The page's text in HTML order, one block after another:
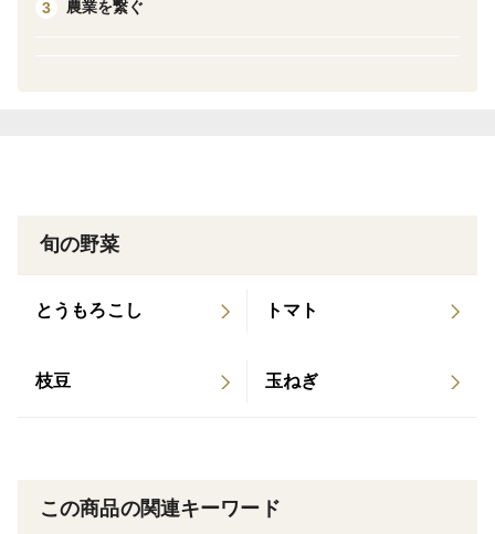
⚠️今年の記録的な猛暑の影響などにより、皮にシミ・変
このじゃが芋は自然枯凋した完熟ジャガイモです。茎葉
適正な肥料養分を施し、最後までしっかり澱粉を蓄えて
澱粉質の高い甘いジャガイモに育っています。
オススメ！
3 農業を繋ぐ
旬の野菜
とうもろこし トマト
枝豆 玉ねぎ
この商品の関連キーワード